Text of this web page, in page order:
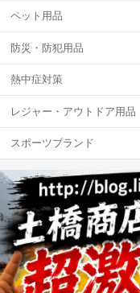
ペット用品
防災・防犯用品
熱中症対策
レジャー・アウトドア用品
スポーツブランド